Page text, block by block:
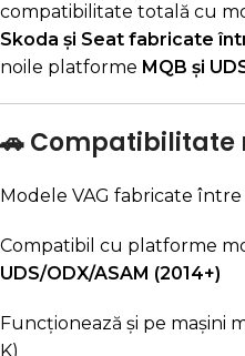
compatibilitate totală cu
Skoda și Seat fabricate
noile platforme MQB și
🚗 Compatibilitate
Modele VAG fabricate între
Compatibil cu platforme
UDS/ODX/ASAM (2014+)
Funcționează și pe mașini
K)